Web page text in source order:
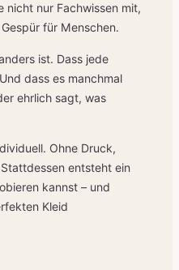
nicht nur Fachwissen mit,
für Menschen.
ist. Dass jede
dass es manchmal
ehrlich sagt, was
Ohne Druck,
entsteht ein
kannst – und
Kleid